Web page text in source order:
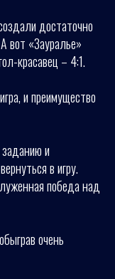
достаточно
вот «Зауралье»
красавец – 4:1.
и преимущество
заданию и
в игру.
победа над
очень